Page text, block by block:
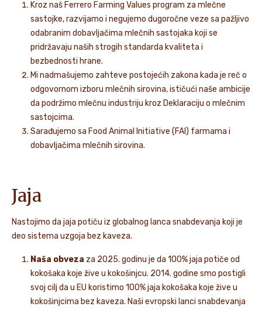
Kroz naš Ferrero Farming Values program za mlečne
sastojke, razvijamo i negujemo dugoročne veze sa pažljivo
odabranim dobavljačima mlečnih sastojaka koji se
pridržavaju naših strogih standarda kvaliteta i
bezbednosti hrane.
Mi nadmašujemo zahteve postojećih zakona kada je reč o
odgovornom izboru mlečnih sirovina, ističući naše ambicije
da podržimo mlečnu industriju kroz Deklaraciju o mlečnim
sastojcima.
Sarađujemo sa Food Animal Initiative (FAI) farmama i
dobavljačima mlečnih sirovina.
Jaja
Nastojimo da jaja potiču iz globalnog lanca snabdevanja koji je
deo sistema uzgoja bez kaveza.
Naša obveza za 2025. godinu je da 100% jaja potiče od
kokošaka koje žive u kokošinjcu. 2014. godine smo postigli
svoj cilj da u EU koristimo 100% jaja kokošaka koje žive u
kokošinjcima bez kaveza. Naši evropski lanci snabdevanja